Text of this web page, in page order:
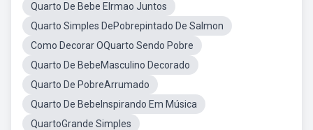
Quarto De Bebe EIrmao Juntos
Quarto Simples DePobrepintado De Salmon
Como Decorar OQuarto Sendo Pobre
Quarto De BebeMasculino Decorado
Quarto De PobreArrumado
Quarto De BebeInspirando Em Música
QuartoGrande Simples